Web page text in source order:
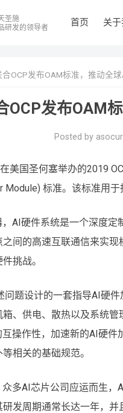
圣施
研发的领导者
首页 关于
合OCP发布OAM标准，推动全
OCP发布OAM
Posted by
美国圣何塞举办的2019
Module) 标准。该标准用
AI硬件系统是一个深度
间的高速互联通信来实
挑战。
问题设计的一套指导AI硬
、供电、散热以及系统
操作性，加速新的AI硬
相关的基础规范。
多AI芯片公司应运而生
发周期通常长达一年，